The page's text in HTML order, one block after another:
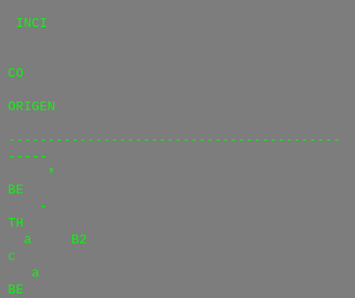
INCI
CO
ORIGEN
------------------------------------------
-----
*
BE
-
TH
a B2
c
a
BE